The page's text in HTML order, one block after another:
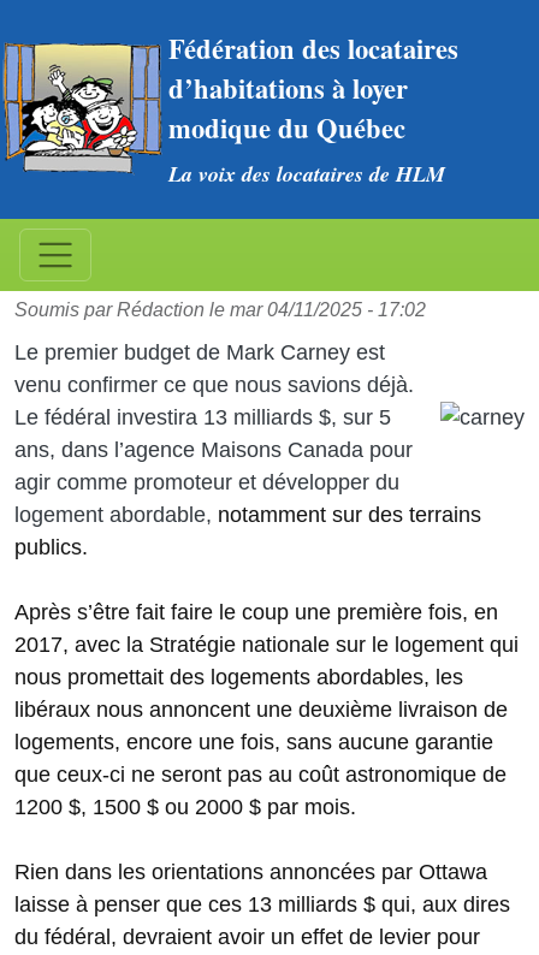
Fédération des locataires
d’habitations à loyer
modique du Québec
La voix des locataires de HLM
Mark Carney nous promet des
logements
Soumis parRédaction le mar 04/11/2025 - 17:02
Image
Le premier budget de Mark Carney est
venu confirmer ce que nous savions déjà.
Le fédéral investira 13 milliards $, sur 5
ans, dans l’agence Maisons Canada pour
agir comme promoteur et développer du
logement abordable, notamment sur des terrains
publics.
Après s’être fait faire le coup une première fois, en
2017, avec la Stratégie nationale sur le logement qui
nous promettait des logements abordables, les
libéraux nous annoncent une deuxième livraison de
logements, encore une fois, sans aucune garantie
que ceux-ci ne seront pas au coût astronomique de
1200 $, 1500 $ ou 2000 $ par mois.
Rien dans les orientations annoncées par Ottawa
laisse à penser que ces 13 milliards $ qui, aux dires
du fédéral, devraient avoir un effet de levier pour